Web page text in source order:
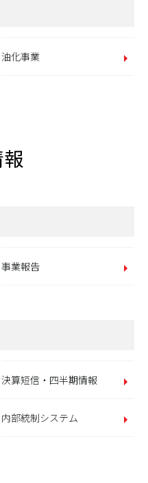
油化事業
事業報告
決算短信・四半期情報
内部統制システム